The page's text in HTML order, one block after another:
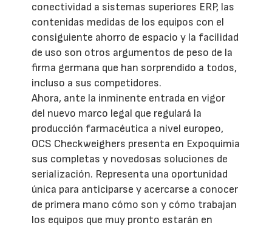
conectividad a sistemas superiores ERP, las
contenidas medidas de los equipos con el
consiguiente ahorro de espacio y la facilidad
de uso son otros argumentos de peso de la
firma germana que han sorprendido a todos,
incluso a sus competidores.
Ahora, ante la inminente entrada en vigor
del nuevo marco legal que regulará la
producción farmacéutica a nivel europeo,
OCS Checkweighers presenta en Expoquimia
sus completas y novedosas soluciones de
serialización. Representa una oportunidad
única para anticiparse y acercarse a conocer
de primera mano cómo son y cómo trabajan
los equipos que muy pronto estarán en